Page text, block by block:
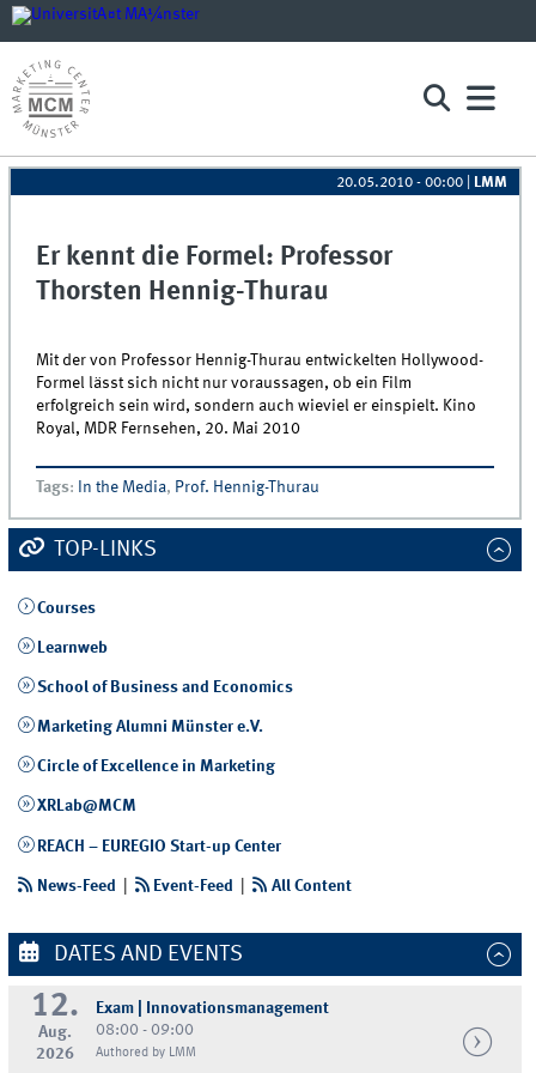
20.05.2010 - 00:00 LMM
Er kennt die Formel: Professor
Thorsten Hennig-Thurau
Mit der von Professor Hennig-Thurau entwickelten Hollywood-
Formel lässt sich nicht nur voraussagen, ob ein Film
erfolgreich sein wird, sondern auch wieviel er einspielt. Kino
Royal, MDR Fernsehen, 20. Mai 2010
Tags: In the Media, Prof. Hennig-Thurau
TOP-LINKS
Courses
Learnweb
School of Business and Economics
Marketing Alumni Münster e.V.
Circle of Excellence in Marketing
XRLab@MCM
REACH – EUREGIO Start-up Center
News-Feed Event-Feed | All Content
DATES AND EVENTS
12.
Aug.
2026
Exam | Innovationsmanagement
08:00 - 09:00
Authored by LMM